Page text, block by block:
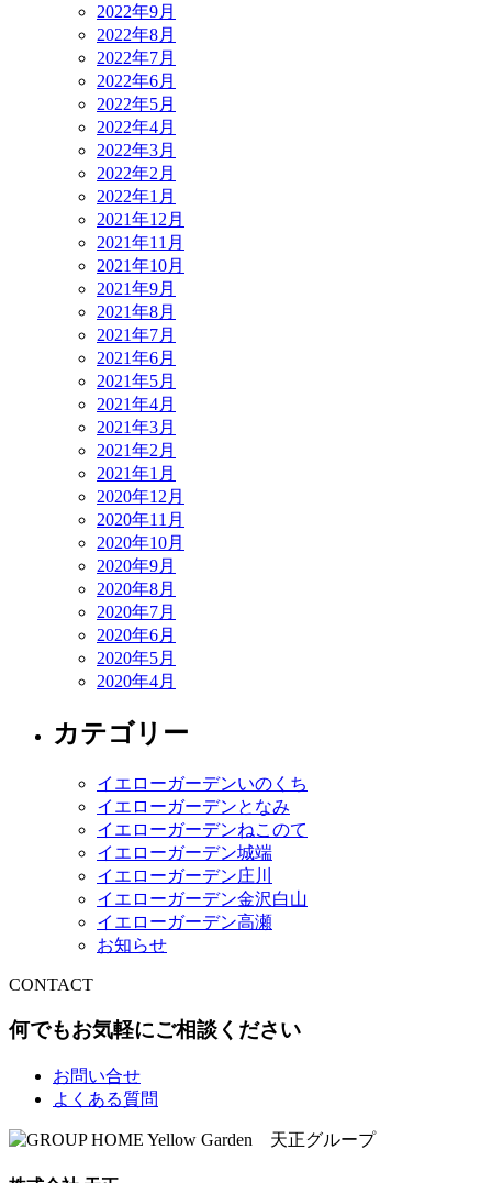
2022年9月
2022年8月
2022年7月
2022年6月
2022年5月
2022年4月
2022年3月
2022年2月
2022年1月
2021年12月
2021年11月
2021年10月
2021年9月
2021年8月
2021年7月
2021年6月
2021年5月
2021年4月
2021年3月
2021年2月
2021年1月
2020年12月
2020年11月
2020年10月
2020年9月
2020年8月
2020年7月
2020年6月
2020年5月
2020年4月
カテゴリー
イエローガーデンいのくち
イエローガーデンとなみ
イエローガーデンねこのて
イエローガーデン城端
イエローガーデン庄川
イエローガーデン金沢白山
イエローガーデン高瀬
お知らせ
CONTACT
何でもお気軽にご相談ください
お問い合せ
よくある質問